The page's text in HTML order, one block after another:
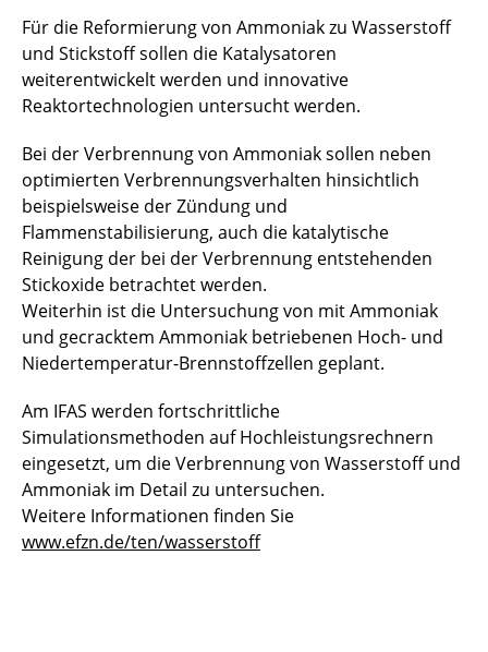
Landesgraduiertenkolleg
PEANUT
Sci-Fi-Turbo
SRS-T2C
StröSimH2
VALERIE
WindaB
↩ Zurück zur Startseite
Für die Reformierung von Ammoniak zu Wasserstoff
und Stickstoff sollen die Katalysatoren
weiterentwickelt werden und innovative
Reaktortechnologien untersucht werden.
Bei der Verbrennung von Ammoniak sollen neben
optimierten Verbrennungsverhalten hinsichtlich
beispielsweise der Zündung und
Flammenstabilisierung, auch die katalytische
Reinigung der bei der Verbrennung entstehenden
Stickoxide betrachtet werden.
Weiterhin ist die Untersuchung von mit Ammoniak
und gecracktem Ammoniak betriebenen Hoch- und
Niedertemperatur-Brennstoffzellen geplant.
Am IFAS werden fortschrittliche
Simulationsmethoden auf Hochleistungsrechnern
eingesetzt, um die Verbrennung von Wasserstoff und
Ammoniak im Detail zu untersuchen.
Weitere Informationen finden Sie
www.efzn.de/ten/wasserstoff